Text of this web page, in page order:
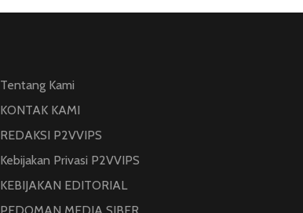
Tentang Kami
KONTAK KAMI
REDAKSI P2VVIPS
Kebijakan Privasi P2VVIPS
KEBIJAKAN EDITORIAL